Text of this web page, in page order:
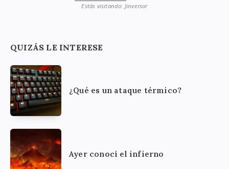
Estás visitando: Jinversor
QUIZÁS LE INTERESE
¿Qué es un ataque térmico?
Ayer conocí el infierno